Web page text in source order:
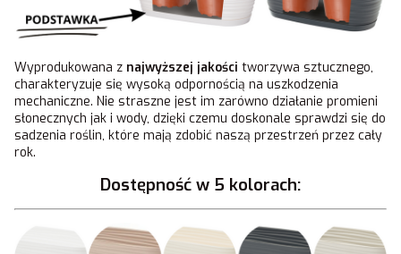
Wyprodukowana z najwyższej jakości tworzywa sztucznego,
charakteryzuje się wysoką odpornością na uszkodzenia
mechaniczne. Nie straszne jest im zarówno działanie promieni
słonecznych jak i wody, dzięki czemu doskonale sprawdzi się do
sadzenia roślin, które mają zdobić naszą przestrzeń przez cały
rok.
Dostępność w 5 kolorach: